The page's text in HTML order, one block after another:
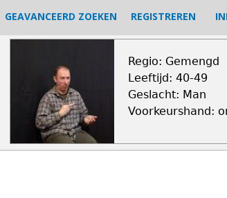
GEAVANCEERD ZOEKEN REGISTREREN
Regio: Gemengd
Leeftijd: 40-49
Geslacht: Man
Voorkeurshand: